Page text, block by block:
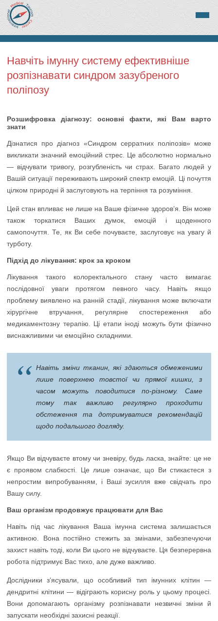
Навчіть імунну систему ефективніше
розпізнавати синдром зазубреного
поліпозу
Розшифровка діагнозу: основні факти, які Вам варто
знати
Дізнатися про діагноз «Синдром серратних поліпозів» може
викликати значний емоційний стрес. Це абсолютно нормально
— відчувати тривогу, розгубленість чи страх. Багато людей у
Вашій ситуації переживають широкий спектр емоцій. Ці почуття
цілком природні й заслуговують на терпіння та розуміння.
Цей стан впливає не лише на Ваше фізичне здоров’я. Він може
також торкатися Ваших думок, емоцій і щоденного
самопочуття. Те, як Ви себе почуваєте, заслуговує на увагу й
турботу.
Підхід до лікування: крок за кроком
Лікування такого колоректального стану часто вимагає
послідовної уваги протягом певного часу. Навіть якщо
проблему виявлено на ранній стадії, лікування може включати
хірургічне втручання, регулярне спостереження або
медикаментозну терапію. Ці етапи іноді можуть бути фізично
виснажливими чи емоційно складними.
Навіть зміни тканин, які здаються обмеженими
лише поверхнею товстої чи прямої кишки, з
часом можуть поводитися по-різному. Саме
тому так важливо регулярно проходити
обстеження та дотримуватися рекомендацій
щодо подальшого догляду.
Якщо Ви відчуваєте втому чи зневіру, будь ласка, знайте: це не
є проявом слабкості. Це лише означає, що Ви стикаєтеся з
непростим випробуванням, і Ваші зусилля вже свідчать про
Вашу силу.
Ваш організм продовжує працювати для Вас
Навіть під час лікування Ваша імунна система залишається
активною. Вона постійно стежить за змінами, забезпечуючи
захист навіть тоді, коли Ви цього не відчуваєте. Ця безперервна
робота підтримує Вас тихо, але дуже важливо.
Дослідники з’ясували, що особливий тип імунних клітин —
дендритні клітини — відіграють корисну роль у цьому процесі.
Вони допомагають організму розпізнавати незвичні зміни й
запускати необхідні захисні реакції.